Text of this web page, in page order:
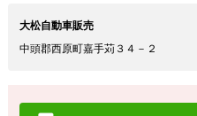
大松自動車販売
中頭郡西原町嘉手苅３４－２